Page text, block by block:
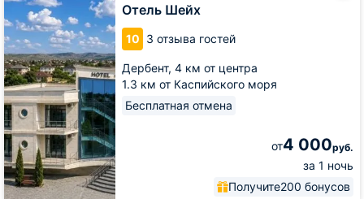
Отель Шейх
10 3 отзыва гостей
Дербент, 4 км от центра
1.3 км от Каспийского моря
Бесплатная отмена
от4 000руб.
за 1 ночь
Получите200 бонусов